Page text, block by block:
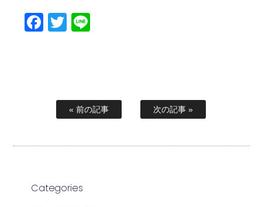
Facebook
Twitter
« 前の記事 次の記事 »
Categories